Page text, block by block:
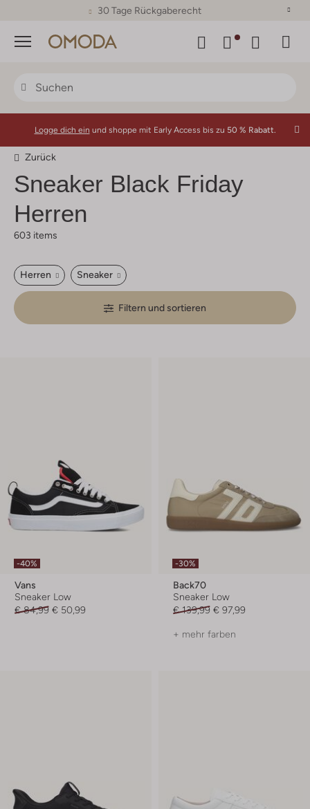
30 Tage Rückgaberecht
Menü
Logge dich ein und shoppe mit Early Access bis zu 50 % Rabatt.
Zurück
Sneaker Black Friday
Herren
603 items
Herren Sneaker
Filtern und sortieren
-40%
Vans
Sneaker Low
€ 84,99 € 50,99
-30%
Back70
Sneaker Low
€ 139,99 € 97,99
+ mehr farben